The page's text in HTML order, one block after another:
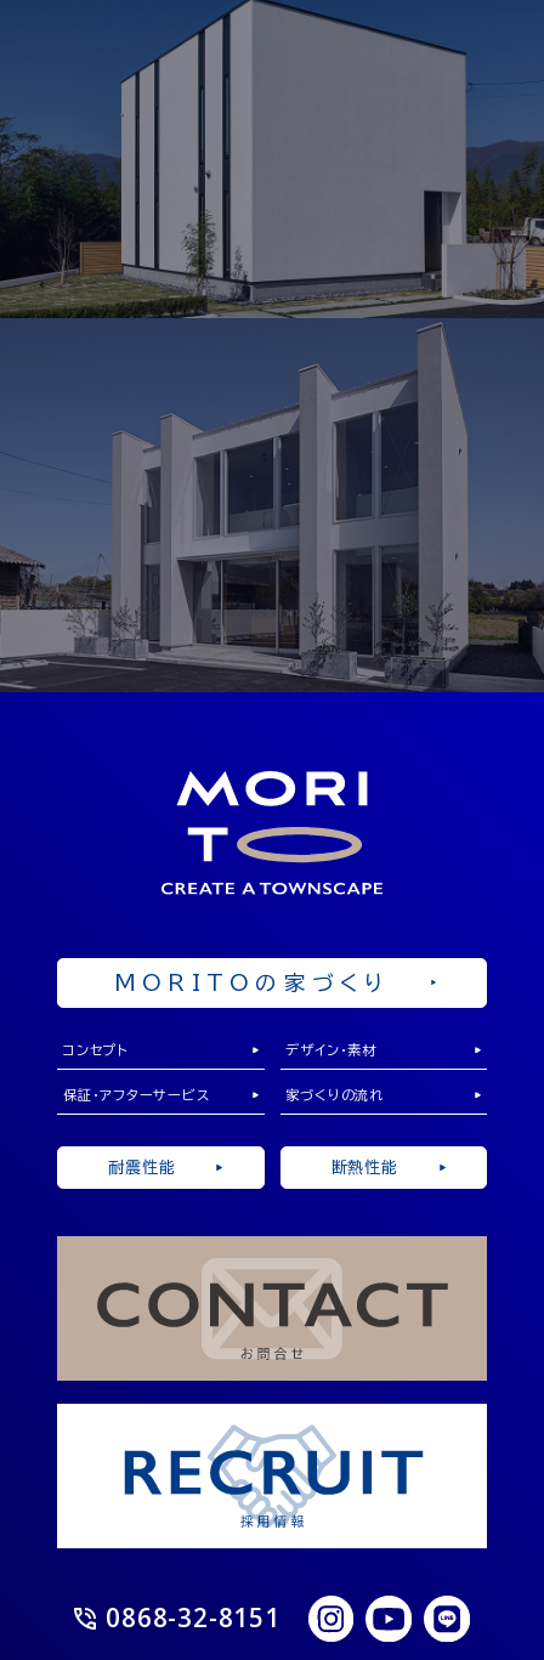
MODEL HOUSE
岡山北モデルハウス
岡山県勝田郡奈義町荒内西58-2
OPEN 10：00 ～ 19：00
見学予約
SHOWROOM
ショールーム
岡山県勝田郡奈義町中島西108-1
MORITOの家づくり
コンセプト デザイン・素材
保証・アフターサービス 家づくりの流れ
耐震性能 断熱性能
0868-32-8151